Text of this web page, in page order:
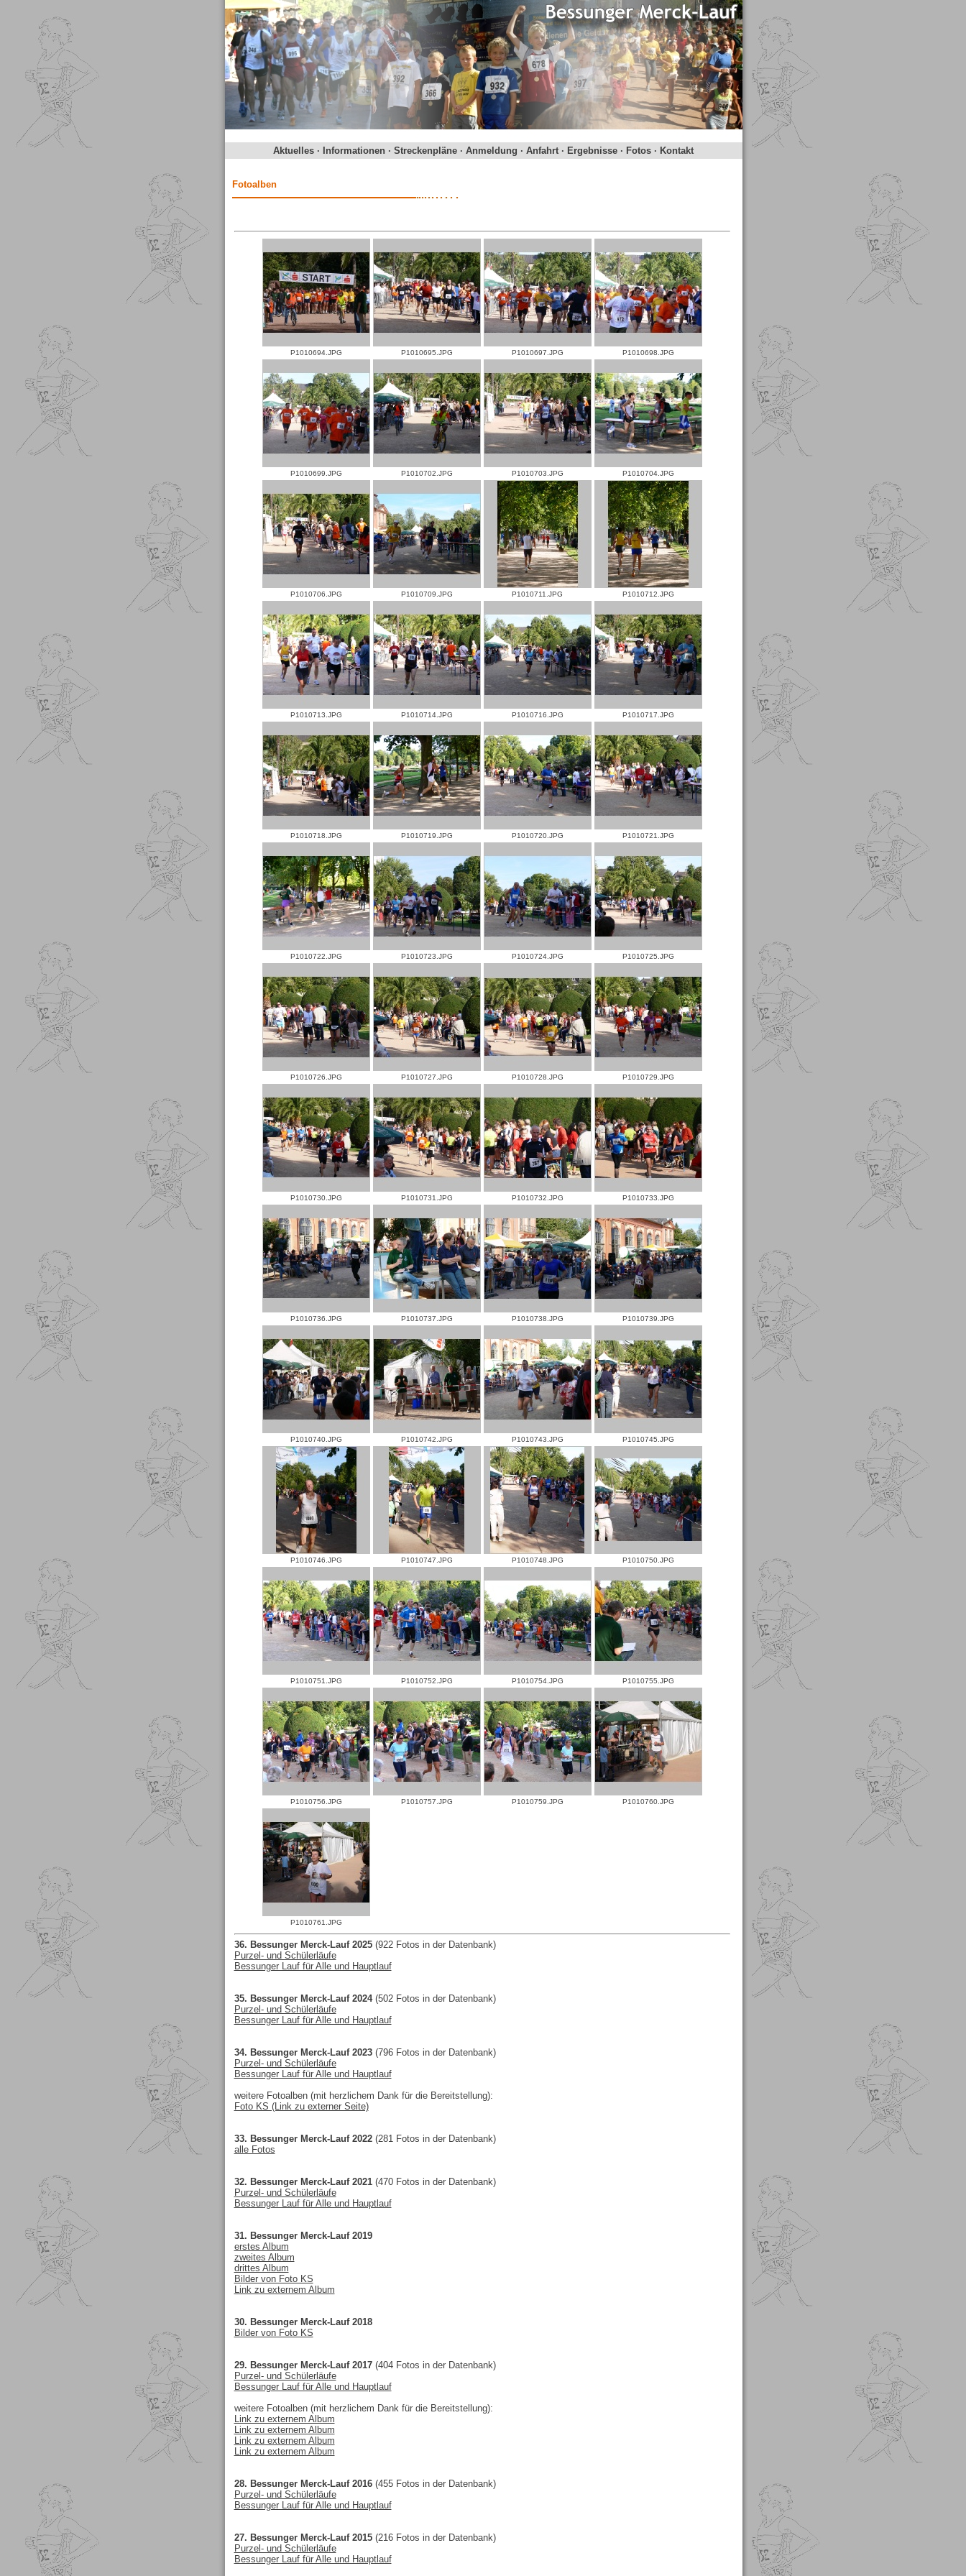
Aktuelles· Informationen· Streckenpläne· Anmeldung · Anfahrt· Ergebnisse· Fotos· Kontakt
Fotoalben
P1010694.JPG P1010695.JPG P1010697.JPG P1010698.JPG
P1010699.JPG P1010702.JPG P1010703.JPG P1010704.JPG
P1010706.JPG P1010709.JPG P1010711.JPG P1010712.JPG
P1010713.JPG P1010714.JPG P1010716.JPG P1010717.JPG
P1010718.JPG P1010719.JPG P1010720.JPG P1010721.JPG
P1010722.JPG P1010723.JPG P1010724.JPG P1010725.JPG
P1010726.JPG P1010727.JPG P1010728.JPG P1010729.JPG
P1010730.JPG P1010731.JPG P1010732.JPG P1010733.JPG
P1010736.JPG P1010737.JPG P1010738.JPG P1010739.JPG
P1010740.JPG P1010742.JPG P1010743.JPG P1010745.JPG
P1010746.JPG P1010747.JPG P1010748.JPG P1010750.JPG
P1010751.JPG P1010752.JPG P1010754.JPG P1010755.JPG
P1010756.JPG P1010757.JPG P1010759.JPG P1010760.JPG
P1010761.JPG
36. Bessunger Merck-Lauf 2025(922 Fotos in der Datenbank)
Purzel- und Schülerläufe
Bessunger Lauf für Alle und Hauptlauf
35. Bessunger Merck-Lauf 2024(502 Fotos in der Datenbank)
Purzel- und Schülerläufe
Bessunger Lauf für Alle und Hauptlauf
34. Bessunger Merck-Lauf 2023(796 Fotos in der Datenbank)
Purzel- und Schülerläufe
Bessunger Lauf für Alle und Hauptlauf
weitere Fotoalben (mit herzlichem Dank für die Bereitstellung):
Foto KS (Link zu externer Seite)
33. Bessunger Merck-Lauf 2022(281 Fotos in der Datenbank)
alle Fotos
32. Bessunger Merck-Lauf 2021(470 Fotos in der Datenbank)
Purzel- und Schülerläufe
Bessunger Lauf für Alle und Hauptlauf
31. Bessunger Merck-Lauf 2019
erstes Album
zweites Album
drittes Album
Bilder von Foto KS
Link zu externem Album
30. Bessunger Merck-Lauf 2018
Bilder von Foto KS
29. Bessunger Merck-Lauf 2017(404 Fotos in der Datenbank)
Purzel- und Schülerläufe
Bessunger Lauf für Alle und Hauptlauf
weitere Fotoalben (mit herzlichem Dank für die Bereitstellung):
Link zu externem Album
Link zu externem Album
Link zu externem Album
Link zu externem Album
28. Bessunger Merck-Lauf 2016(455 Fotos in der Datenbank)
Purzel- und Schülerläufe
Bessunger Lauf für Alle und Hauptlauf
27. Bessunger Merck-Lauf 2015(216 Fotos in der Datenbank)
Purzel- und Schülerläufe
Bessunger Lauf für Alle und Hauptlauf